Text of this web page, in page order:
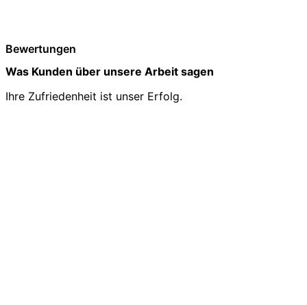
Bewertungen
Was Kunden über unsere Arbeit sagen
Ihre Zufriedenheit ist unser Erfolg.